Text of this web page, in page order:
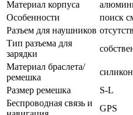
Материал корпуса
Особенности
поиск
Разъем для наушников
Тип разъема для
зарядки
Материал браслета/
ремешка
силикон
Размер ремешка
S-L
Беспроводная связь и
GPS